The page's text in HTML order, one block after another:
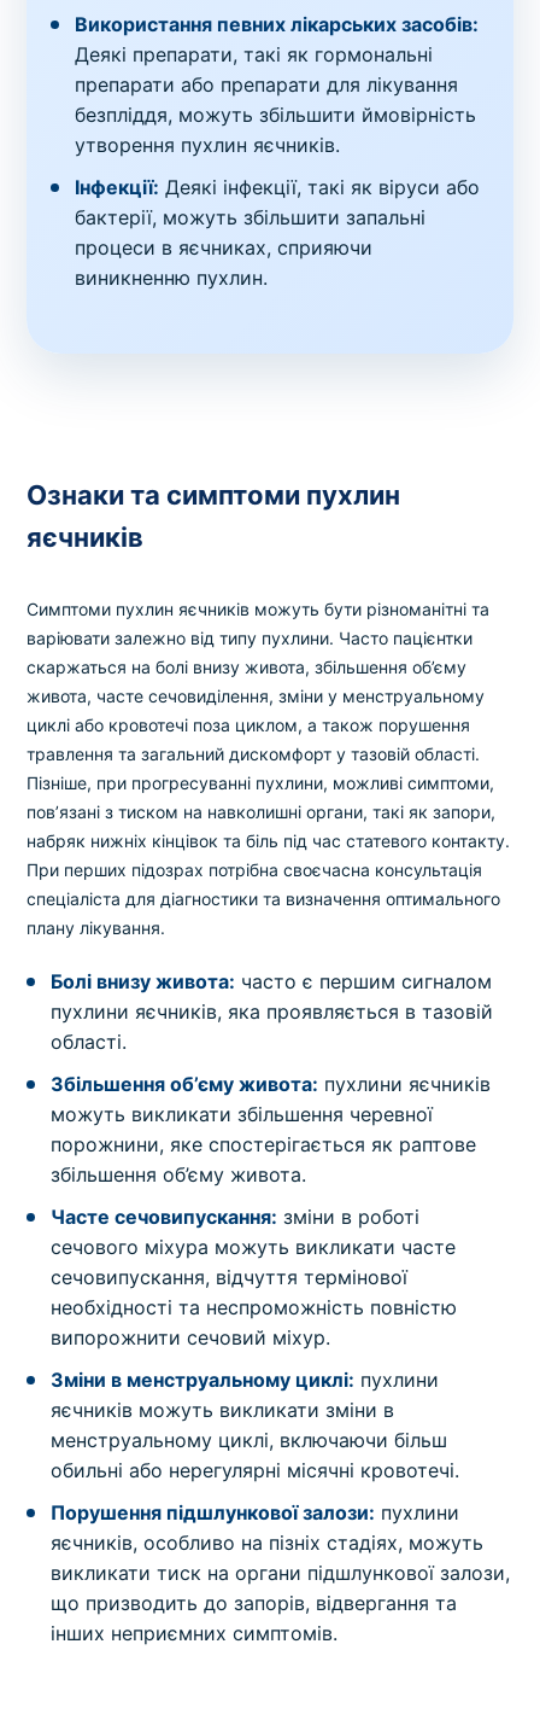
Використання певних лікарських засобів:
Деякі препарати, такі як гормональні
препарати або препарати для лікування
безпліддя, можуть збільшити ймовірність
утворення пухлин яєчників.
Інфекції: Деякі інфекції, такі як віруси або
бактерії, можуть збільшити запальні
процеси в яєчниках, сприяючи
виникненню пухлин.
Ознаки та симптоми пухлин
яєчників
Симптоми пухлин яєчників можуть бути різноманітні та
варіювати залежно від типу пухлини. Часто пацієнтки
скаржаться на болі внизу живота, збільшення об’єму
живота, часте сечовиділення, зміни у менструальному
циклі або кровотечі поза циклом, а також порушення
травлення та загальний дискомфорт у тазовій області.
Пізніше, при прогресуванні пухлини, можливі симптоми,
пов’язані з тиском на навколишні органи, такі як запори,
набряк нижніх кінцівок та біль під час статевого контакту.
При перших підозрах потрібна своєчасна консультація
спеціаліста для діагностики та визначення оптимального
плану лікування.
Болі внизу живота: часто є першим сигналом
пухлини яєчників, яка проявляється в тазовій
області.
Збільшення об’єму живота: пухлини яєчників
можуть викликати збільшення черевної
порожнини, яке спостерігається як раптове
збільшення об’єму живота.
Часте сечовипускання: зміни в роботі
сечового міхура можуть викликати часте
сечовипускання, відчуття термінової
необхідності та неспроможність повністю
випорожнити сечовий міхур.
Зміни в менструальному циклі: пухлини
яєчників можуть викликати зміни в
менструальному циклі, включаючи більш
обильні або нерегулярні місячні кровотечі.
Порушення підшлункової залози: пухлини
яєчників, особливо на пізніх стадіях, можуть
викликати тиск на органи підшлункової залози,
що призводить до запорів, відвергання та
інших неприємних симптомів.